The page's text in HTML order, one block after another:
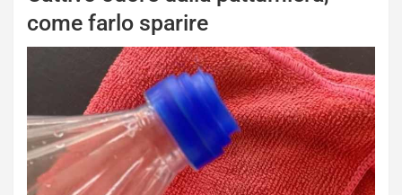
come farlo sparire